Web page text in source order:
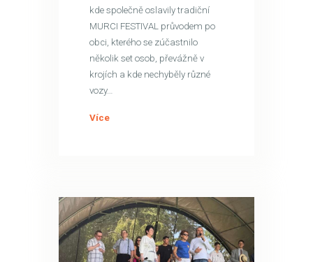
kde společně oslavily tradiční
MURCI FESTIVAL průvodem po
obci, kterého se zúčastnilo
několik set osob, převážně v
krojích a kde nechyběly různé
vozy…
Více